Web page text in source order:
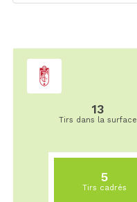
13
Tirs dans la surface
5
Tirs cadrés